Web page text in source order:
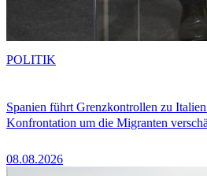
Spanien führt Grenzkontrollen zu
Konfrontation um die Migranten
08.08.2026
POLITIK